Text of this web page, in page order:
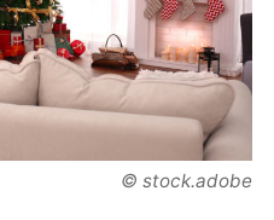
© stock.adobe